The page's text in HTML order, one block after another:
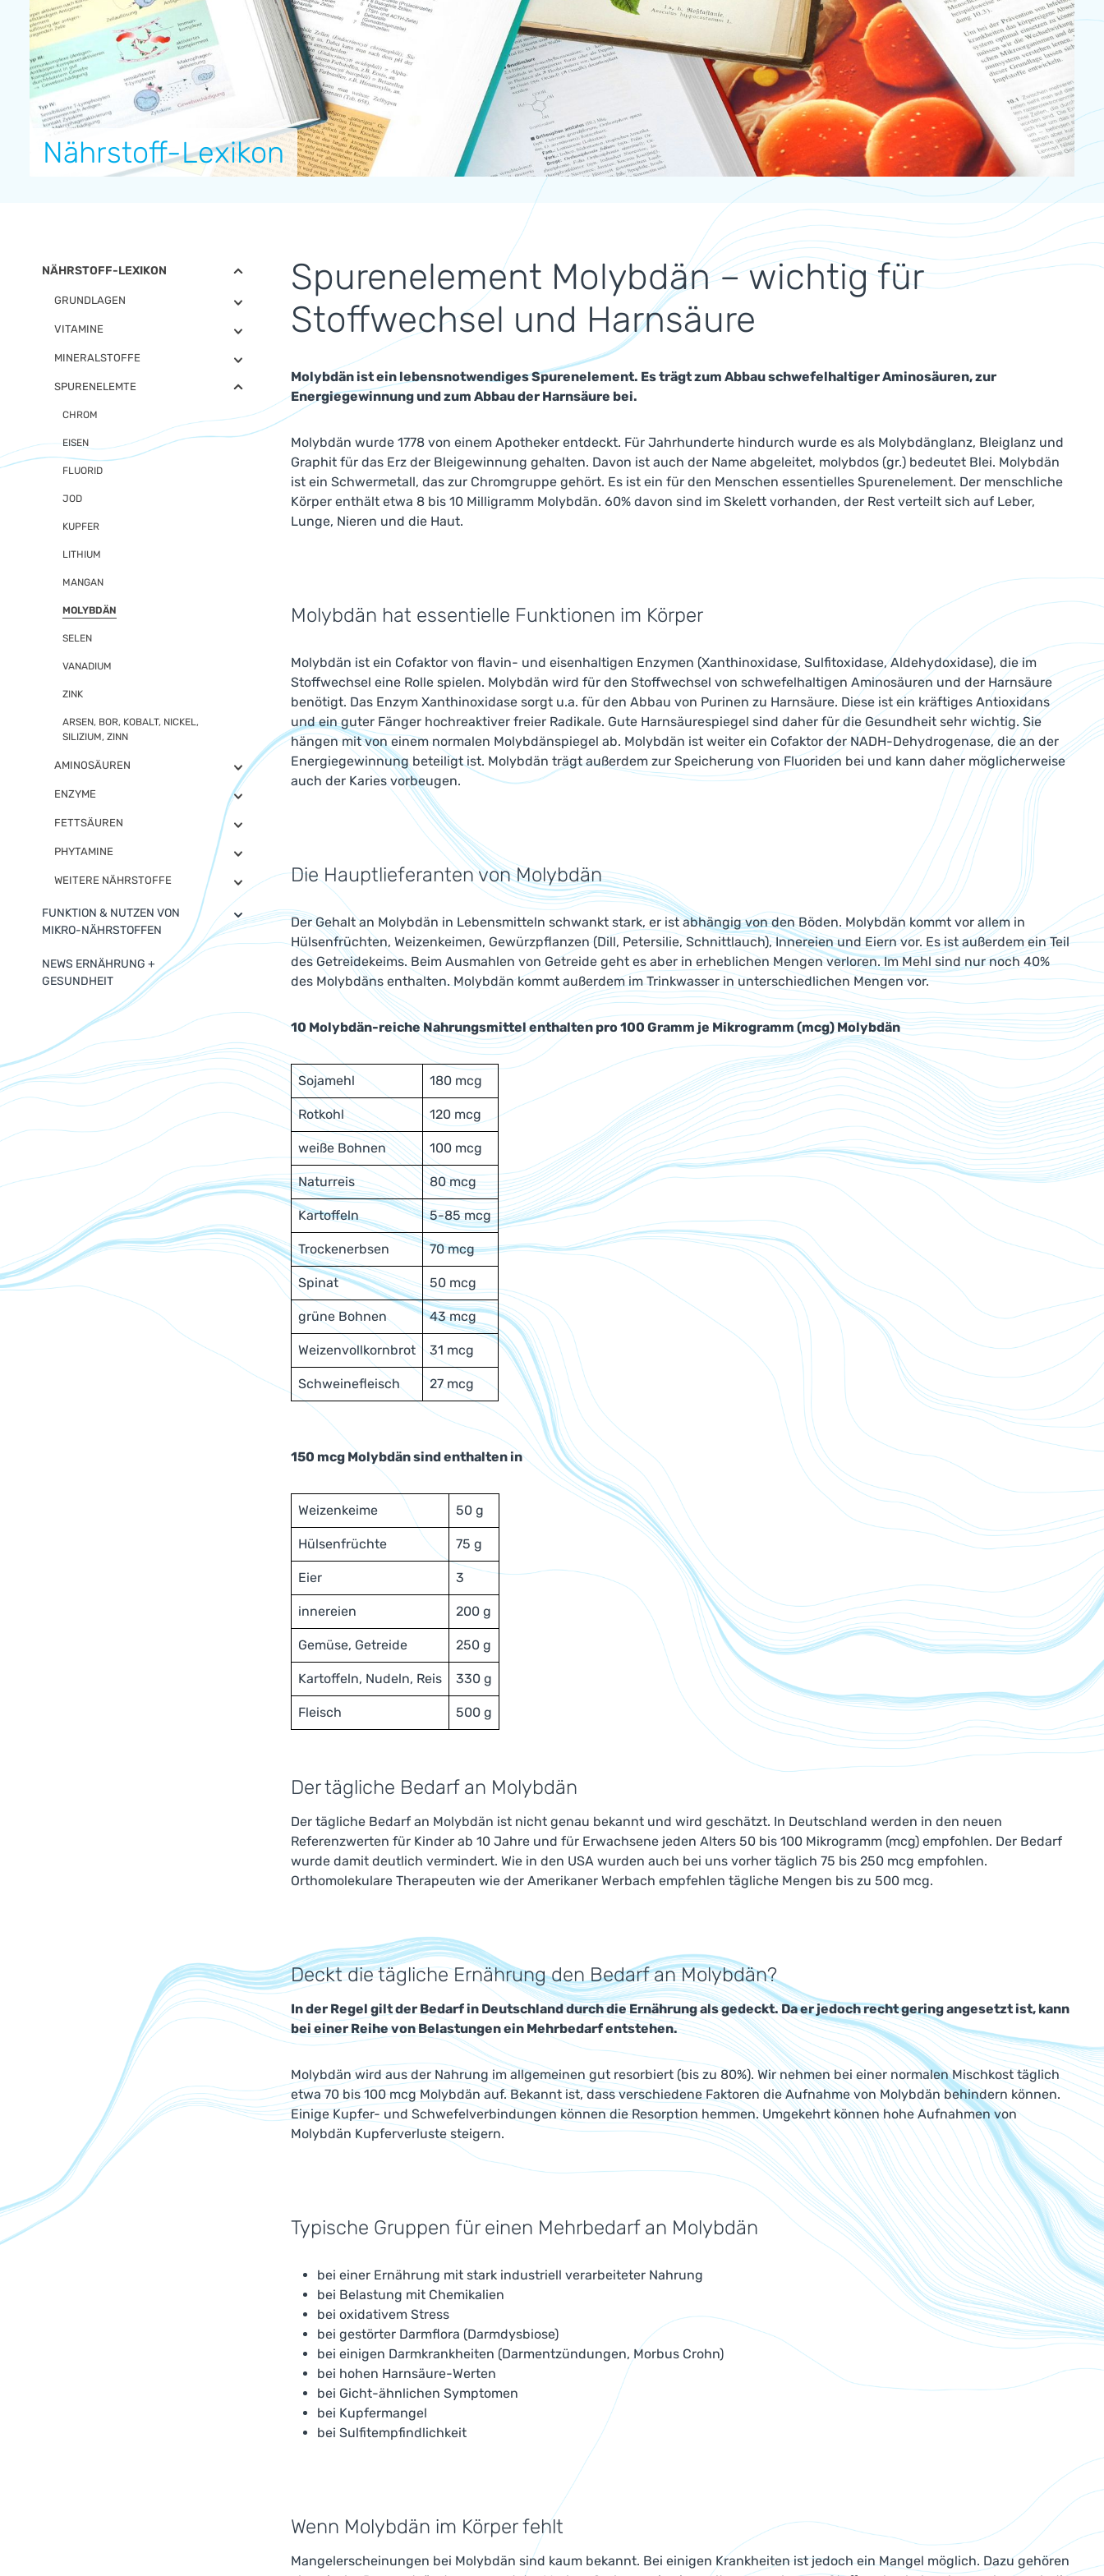
Nährstoff-Lexikon
NÄHRSTOFF-LEXIKON
GRUNDLAGEN
VITAMINE
MINERALSTOFFE
SPURENELEMTE
CHROM
EISEN
FLUORID
JOD
KUPFER
LITHIUM
MANGAN
MOLYBDÄN
SELEN
VANADIUM
ZINK
ARSEN, BOR, KOBALT, NICKEL,
SILIZIUM, ZINN
AMINOSÄUREN
ENZYME
FETTSÄUREN
PHYTAMINE
WEITERE NÄHRSTOFFE
FUNKTION & NUTZEN VON
MIKRO-NÄHRSTOFFEN
NEWS ERNÄHRUNG +
GESUNDHEIT
Spurenelement Molybdän – wichtig für
Stoffwechsel und Harnsäure
Molybdän ist ein lebensnotwendiges Spurenelement. Es trägt zum Abbau schwefelhaltiger Aminosäuren, zur
Energiegewinnung und zum Abbau der Harnsäure bei.
Molybdän wurde 1778 von einem Apotheker entdeckt. Für Jahrhunderte hindurch wurde es als Molybdänglanz, Bleiglanz und
Graphit für das Erz der Bleigewinnung gehalten. Davon ist auch der Name abgeleitet, molybdos (gr.) bedeutet Blei. Molybdän
ist ein Schwermetall, das zur Chromgruppe gehört. Es ist ein für den Menschen essentielles Spurenelement. Der menschliche
Körper enthält etwa 8 bis 10 Milligramm Molybdän. 60% davon sind im Skelett vorhanden, der Rest verteilt sich auf Leber,
Lunge, Nieren und die Haut.
Molybdän hat essentielle Funktionen im Körper
Molybdän ist ein Cofaktor von flavin- und eisenhaltigen Enzymen (Xanthinoxidase, Sulfitoxidase, Aldehydoxidase), die im
Stoffwechsel eine Rolle spielen. Molybdän wird für den Stoffwechsel von schwefelhaltigen Aminosäuren und der Harnsäure
benötigt. Das Enzym Xanthinoxidase sorgt u.a. für den Abbau von Purinen zu Harnsäure. Diese ist ein kräftiges Antioxidans
und ein guter Fänger hochreaktiver freier Radikale. Gute Harnsäurespiegel sind daher für die Gesundheit sehr wichtig. Sie
hängen mit von einem normalen Molybdänspiegel ab. Molybdän ist weiter ein Cofaktor der NADH-Dehydrogenase, die an der
Energiegewinnung beteiligt ist. Molybdän trägt außerdem zur Speicherung von Fluoriden bei und kann daher möglicherweise
auch der Karies vorbeugen.
Die Hauptlieferanten von Molybdän
Der Gehalt an Molybdän in Lebensmitteln schwankt stark, er ist abhängig von den Böden. Molybdän kommt vor allem in
Hülsenfrüchten, Weizenkeimen, Gewürzpflanzen (Dill, Petersilie, Schnittlauch), Innereien und Eiern vor. Es ist außerdem ein Teil
des Getreidekeims. Beim Ausmahlen von Getreide geht es aber in erheblichen Mengen verloren. Im Mehl sind nur noch 40%
des Molybdäns enthalten. Molybdän kommt außerdem im Trinkwasser in unterschiedlichen Mengen vor.
10 Molybdän-reiche Nahrungsmittel enthalten pro 100 Gramm je Mikrogramm (mcg) Molybdän
Sojamehl 180 mcg
Rotkohl 120 mcg
weiße Bohnen 100 mcg
Naturreis 80 mcg
Kartoffeln 5-85 mcg
Trockenerbsen 70 mcg
Spinat 50 mcg
grüne Bohnen 43 mcg
Weizenvollkornbrot 31 mcg
Schweinefleisch 27 mcg
150 mcg Molybdän sind enthalten in
Weizenkeime 50 g
Hülsenfrüchte 75 g
Eier 3
innereien 200 g
Gemüse, Getreide 250 g
Kartoffeln, Nudeln, Reis 330 g
Fleisch 500 g
Der tägliche Bedarf an Molybdän
Der tägliche Bedarf an Molybdän ist nicht genau bekannt und wird geschätzt. In Deutschland werden in den neuen
Referenzwerten für Kinder ab 10 Jahre und für Erwachsene jeden Alters 50 bis 100 Mikrogramm (mcg) empfohlen. Der Bedarf
wurde damit deutlich vermindert. Wie in den USA wurden auch bei uns vorher täglich 75 bis 250 mcg empfohlen.
Orthomolekulare Therapeuten wie der Amerikaner Werbach empfehlen tägliche Mengen bis zu 500 mcg.
Deckt die tägliche Ernährung den Bedarf an Molybdän?
In der Regel gilt der Bedarf in Deutschland durch die Ernährung als gedeckt. Da er jedoch recht gering angesetzt ist, kann
bei einer Reihe von Belastungen ein Mehrbedarf entstehen.
Molybdän wird aus der Nahrung im allgemeinen gut resorbiert (bis zu 80%). Wir nehmen bei einer normalen Mischkost täglich
etwa 70 bis 100 mcg Molybdän auf. Bekannt ist, dass verschiedene Faktoren die Aufnahme von Molybdän behindern können.
Einige Kupfer- und Schwefelverbindungen können die Resorption hemmen. Umgekehrt können hohe Aufnahmen von
Molybdän Kupferverluste steigern.
Typische Gruppen für einen Mehrbedarf an Molybdän
bei einer Ernährung mit stark industriell verarbeiteter Nahrung
bei Belastung mit Chemikalien
bei oxidativem Stress
bei gestörter Darmflora (Darmdysbiose)
bei einigen Darmkrankheiten (Darmentzündungen, Morbus Crohn)
bei hohen Harnsäure-Werten
bei Gicht-ähnlichen Symptomen
bei Kupfermangel
bei Sulfitempfindlichkeit
Wenn Molybdän im Körper fehlt
Mangelerscheinungen bei Molybdän sind kaum bekannt. Bei einigen Krankheiten ist jedoch ein Mangel möglich. Dazu gehören